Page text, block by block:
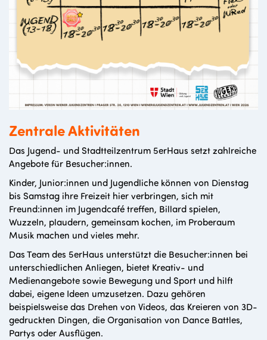
Zentrale Aktivitäten
Das Jugend- und Stadtteilzentrum 5erHaus setzt zahlreiche
Angebote für Besucher:innen.
Kinder, Junior:innen und Jugendliche können von Dienstag
bis Samstag ihre Freizeit hier verbringen, sich mit
Freund:innen im Jugendcafé treffen, Billard spielen,
Wuzzeln, plaudern, gemeinsam kochen, im Proberaum
Musik machen und vieles mehr.
Das Team des 5erHaus unterstützt die Besucher:innen bei
unterschiedlichen Anliegen, bietet Kreativ- und
Medienangebote sowie Bewegung und Sport und hilft
dabei, eigene Ideen umzusetzen. Dazu gehören
beispielsweise das Drehen von Videos, das Kreieren von 3D-
gedruckten Dingen, die Organisation von Dance Battles,
Partys oder Ausflügen.